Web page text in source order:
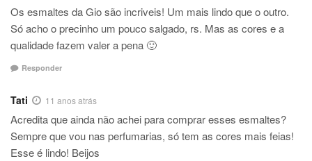
Os esmaltes da Gio são incriveis! Um mais lindo que o outro.
Só acho o precinho um pouco salgado, rs. Mas as cores e a
qualidade fazem valer a pena 🙂
Responder
Tati 11 anos atrás
Acredita que ainda não achei para comprar esses esmaltes?
Sempre que vou nas perfumarias, só tem as cores mais feias!
Esse é lindo! Beijos